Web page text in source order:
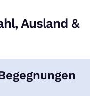
Ausland &